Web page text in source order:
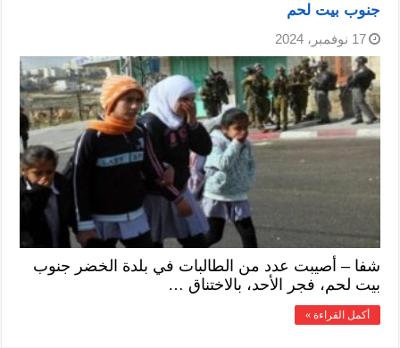
جنوب بيت لحم
17 نوفمبر، 2024
شفا – أصيبت عدد من الطالبات في بلدة الخضر جنوب
بيت لحم، فجر الأحد، بالاختناق …
أكمل القراءة »